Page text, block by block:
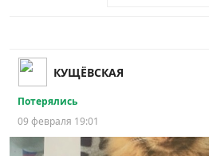
КУЩЁВСКАЯ
Потерялись
09 февраля 19:01